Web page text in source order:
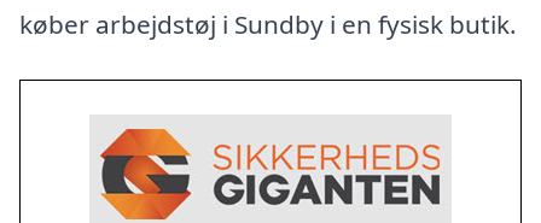
køber arbejdstøj i Sundby i en fysisk butik.